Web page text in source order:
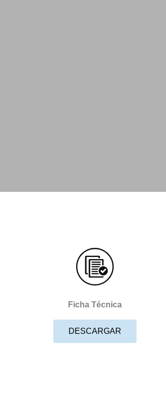
Ficha Técnica
DESCARGAR